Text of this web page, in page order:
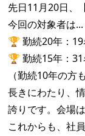
先日11月20日、
今回の対象者は...
🏆 勤続20年：19
🏆 勤続15年：31
（勤続10年の方
長きにわたり、
誇りです。会場
これからも、社